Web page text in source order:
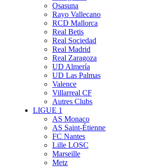
Osasuna
Rayo Vallecano
RCD Mallorca
Real Betis
Real Sociedad
Real Madrid
Real Zaragoza
UD Almería
UD Las Palmas
Valence
Villarreal CF
Autres Clubs
LIGUE 1
AS Monaco
AS Saint-Étienne
FC Nantes
Lille LOSC
Marseille
Metz